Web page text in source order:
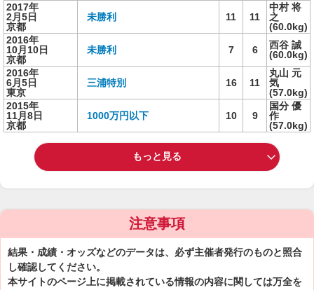
2017年
2月5日
京都
未勝利 11 11
中村 将
之
(60.0kg)
2016年
10月10日
京都
未勝利 7 6
西谷 誠
(60.0kg)
2016年
6月5日
東京
三浦特別 16 11
丸山 元
気
(57.0kg)
2015年
11月8日
京都
1000万円以下 10 9
国分 優
作
(57.0kg)
もっと見る
注意事項
結果・成績・オッズなどのデータは、必ず主催者発行のものと照合
し確認してください。
本サイトのページ上に掲載されている情報の内容に関しては万全を